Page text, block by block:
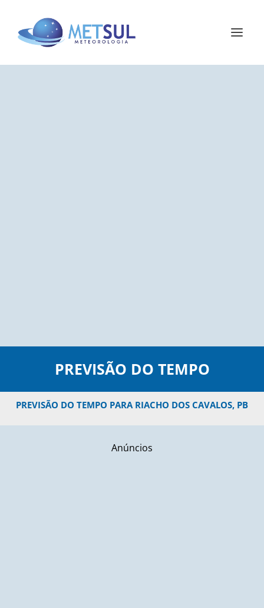
PREVISÃO DO TEMPO
PREVISÃO DO TEMPO PARA RIACHO DOS CAVALOS, PB
Anúncios